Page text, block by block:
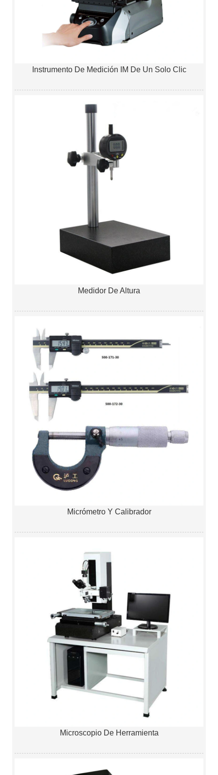
Instrumento De Medición IM De Un Solo Clic
Medidor De Altura
Micrómetro Y Calibrador
Microscopio De Herramienta